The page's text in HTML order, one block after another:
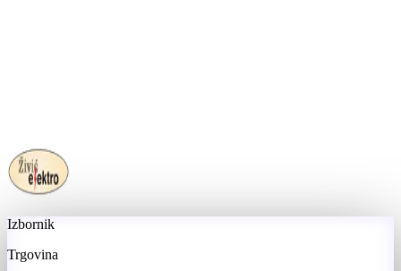
Izbornik
Trgovina